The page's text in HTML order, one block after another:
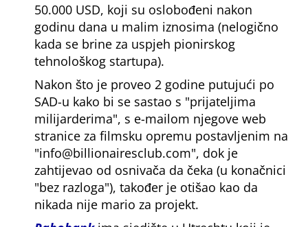
50.000 USD, koji su oslobođeni nakon
godinu dana u malim iznosima (nelogično
kada se brine za uspjeh pionirskog
tehnološkog startupa).
Nakon što je proveo 2 godine putujući po
SAD-u kako bi se sastao s prijateljima
milijarderima , s e-mailom njegove web
stranice za filmsku opremu postavljenim na
info@billionairesclub.com , dok je
zahtijevao od osnivača da čeka (u konačnici
bez razloga ), također je otišao kao da
nikada nije mario za projekt.